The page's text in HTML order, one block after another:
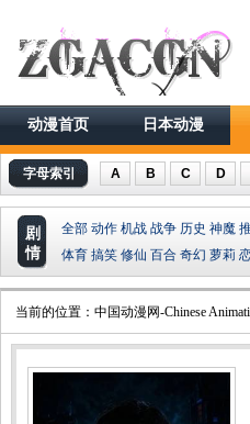
动漫首页 日本动漫
字母索引 A B C D
剧
情
全部 动作 机战 战争 历史 神魔
体育 搞笑 修仙 百合 奇幻 萝莉
当前的位置： 中国动漫网-Chinese